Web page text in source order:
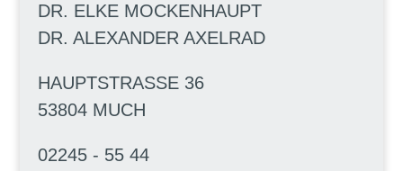
DR. ELKE MOCKENHAUPT
DR. ALEXANDER AXELRAD
HAUPTSTRASSE 36
53804 MUCH
02245 - 55 44